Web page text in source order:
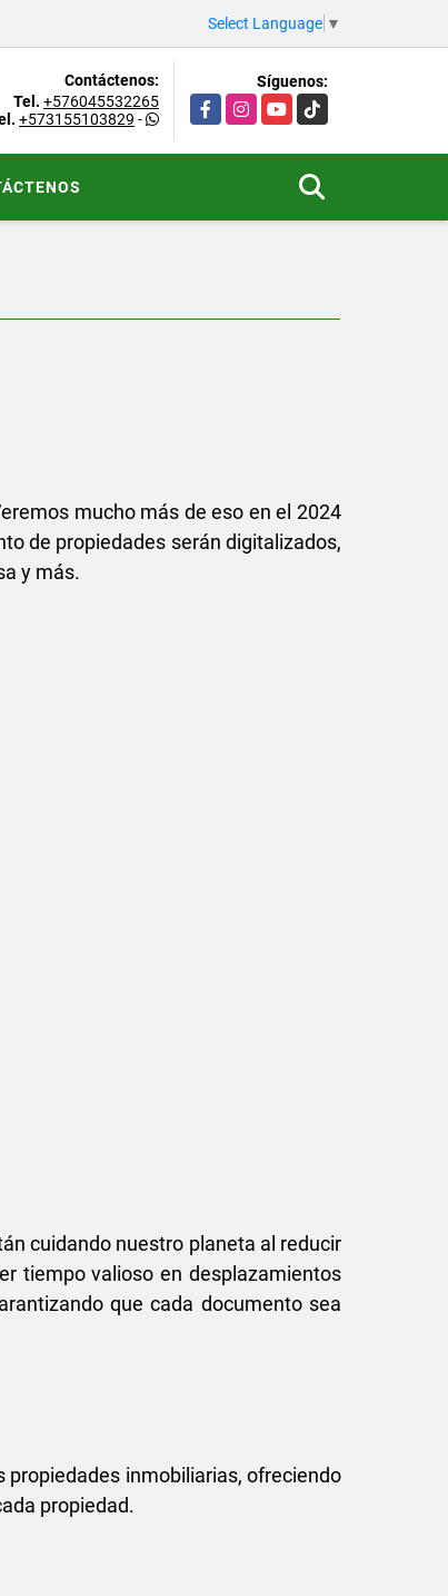
Select Language ▼
Contáctenos:
Tel. +576045532265
+573155103829 -
Síguenos:
FacebookInstagramYouTubeTikTok
mucho más de eso en el 2024
de propiedades serán digitalizados,
y más.
cuidando nuestro planeta al reducir
tiempo valioso en desplazamientos
que cada documento sea
inmobiliarias, ofreciendo
propiedad.